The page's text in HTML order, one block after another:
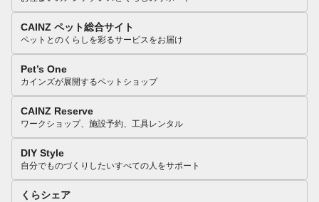
CAINZ ペット総合サイト
ペットとのくらしを彩るサービスをお届け
Pet’s One
カインズが展開するペットショップ
CAINZ Reserve
ワークショップ、施設予約、工具レンタル
DIY Style
自分でものづくりしたいすべての人をサポート
くらシェア